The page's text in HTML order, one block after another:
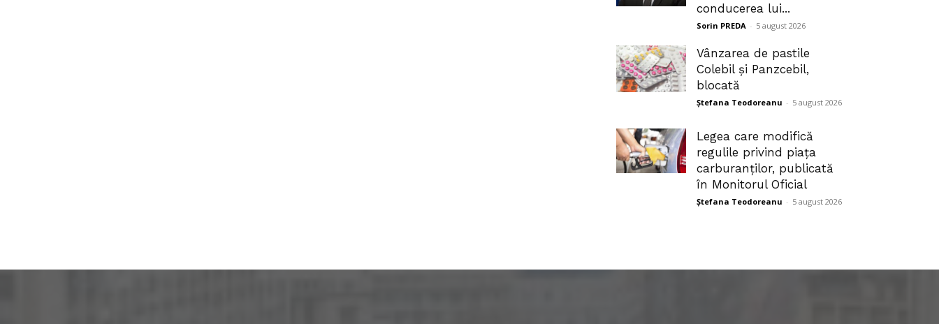
conducerea lui...
Sorin PREDA - 5 august 2026
Vânzarea de pastile
Colebil și Panzcebil,
blocată
Ștefana Teodoreanu - 5 august 2026
Legea care modifică
regulile privind piața
carburanților, publicată
în Monitorul Oficial
Ștefana Teodoreanu - 5 august 2026